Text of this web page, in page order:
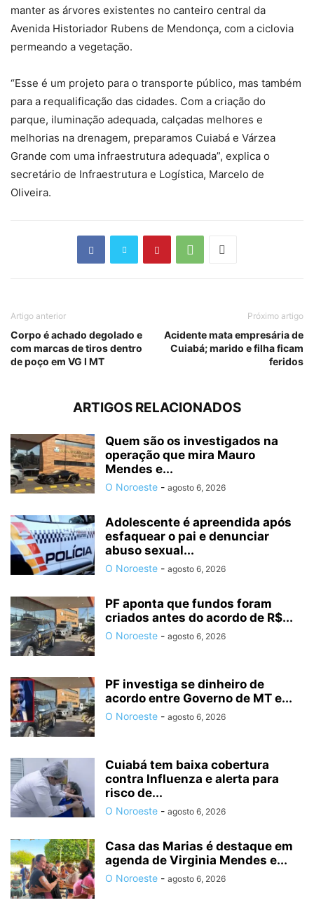
manter as árvores existentes no canteiro central da
Avenida Historiador Rubens de Mendonça, com a ciclovia
permeando a vegetação.
“Esse é um projeto para o transporte público, mas também
para a requalificação das cidades. Com a criação do
parque, iluminação adequada, calçadas melhores e
melhorias na drenagem, preparamos Cuiabá e Várzea
Grande com uma infraestrutura adequada”, explica o
secretário de Infraestrutura e Logística, Marcelo de
Oliveira.
Artigo anterior
Corpo é achado degolado e
com marcas de tiros dentro
de poço em VG I MT
Próximo artigo
Acidente mata empresária de
Cuiabá; marido e filha ficam
feridos
ARTIGOS RELACIONADOS
Quem são os investigados na
operação que mira Mauro
Mendes e...
O Noroeste - agosto 6, 2026
Adolescente é apreendida após
esfaquear o pai e denunciar
abuso sexual...
O Noroeste - agosto 6, 2026
PF aponta que fundos foram
criados antes do acordo de R$...
O Noroeste - agosto 6, 2026
PF investiga se dinheiro de
acordo entre Governo de MT e...
O Noroeste - agosto 6, 2026
Cuiabá tem baixa cobertura
contra Influenza e alerta para
risco de...
O Noroeste - agosto 6, 2026
Casa das Marias é destaque em
agenda de Virginia Mendes e...
O Noroeste - agosto 6, 2026